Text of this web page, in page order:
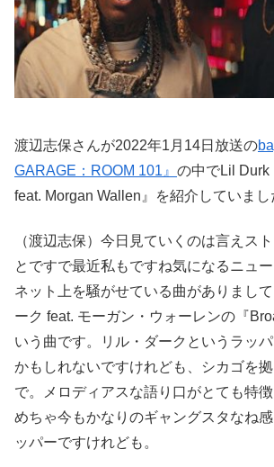
渡辺志保さんが2022年1月14日放送の
GARAGE：ROOM 101』 の中でLil Durk
feat. Morgan Wallen』を紹介していまし
（渡辺志保）今日見ていくのは言えス
とですで最近私もですね気になるニュ
ネット上を騒がせている曲がありまし
ーク feat. モーガン・ウォーレンの『
いう曲です。リル・ダークというラッ
かもしれないですけれども、シカゴを
で。メロディアスな語り口がとても特
めちゃ今もかなりのギャングスタなね
ッパーですけれども。